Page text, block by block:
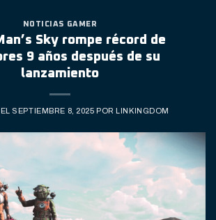
NOTICIAS GAMER
Sky rompe récord de
9 años después de su
lanzamiento
SEPTIEMBRE 8, 2025 POR LINKINGDOM